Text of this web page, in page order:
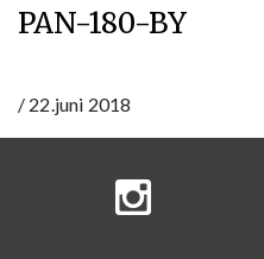
PAN-180-BY
/ 22.juni 2018